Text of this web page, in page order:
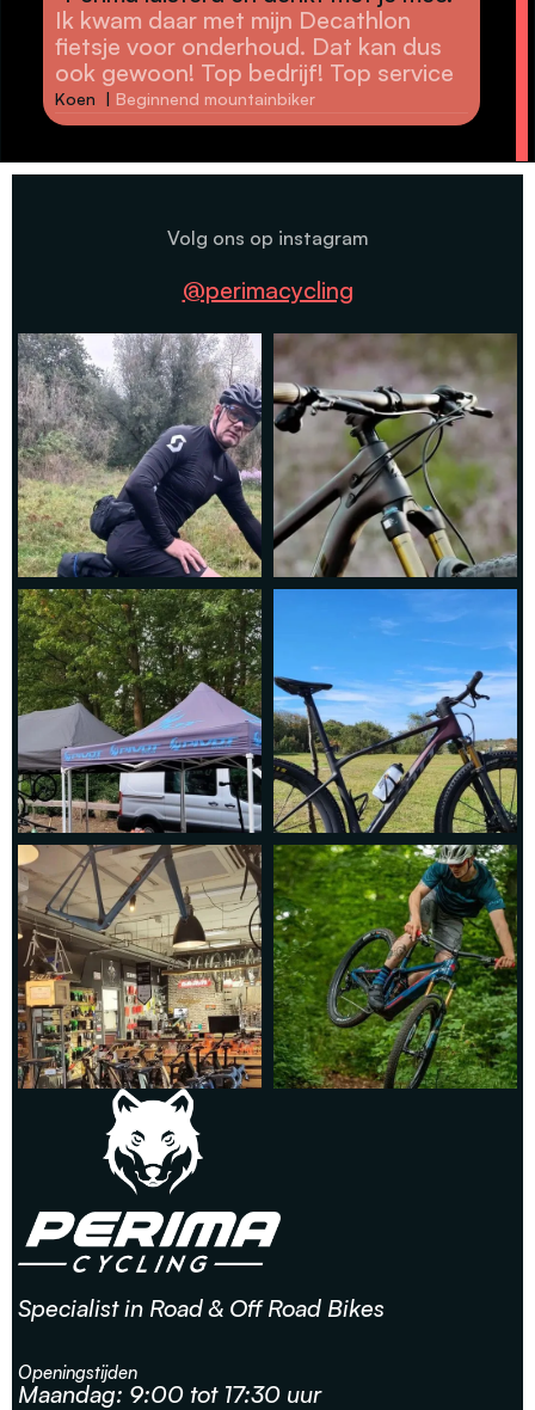
Ik kwam daar met mijn Decathlon
fietsje voor onderhoud. Dat kan dus
ook gewoon! Top bedrijf! Top service
Koen | Beginnend mountainbiker
Volg ons op instagram
@perimacycling
Specialist in Road & Off Road Bikes
Openingstijden
Maandag: 9:00 tot 17:30 uur